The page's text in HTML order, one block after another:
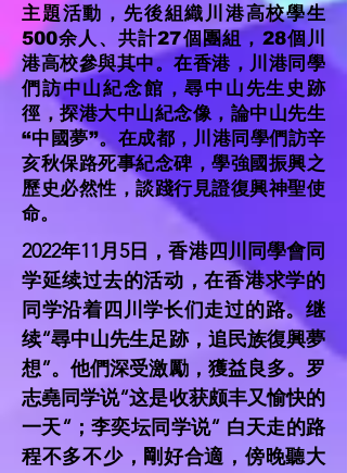
主題活動，先後組織川港高校學生
500余人、共計27個團組，28個川
港高校參與其中。在香港，川港同學
們訪中山紀念館，尋中山先生史跡
徑，探港大中山紀念像，論中山先生
“中國夢”。在成都，川港同學們訪辛
亥秋保路死事紀念碑，學強國振興之
歷史必然性，談踐行見證復興神聖使
命。
2022年11月5日，香港四川同學會同
学延续过去的活动，在香港求学的
同学沿着四川学长们走过的路。继
续“尋中山先生足跡，追民族復興夢
想”。他們深受激勵，獲益良多。罗
志堯同学说“这是收获颇丰又愉快的
一天“；李奕坛同学说“ 白天走的路
程不多不少，剛好合適，傍晚聽大